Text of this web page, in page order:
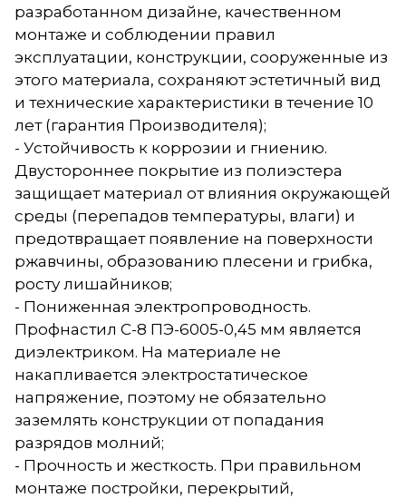
разработанном дизайне, качественном
монтаже и соблюдении правил
эксплуатации, конструкции, сооруженные из
этого материала, сохраняют эстетичный вид
и технические характеристики в течение 10
лет (гарантия Производителя);
- Устойчивость к коррозии и гниению.
Двустороннее покрытие из полиэстера
защищает материал от влияния окружающей
среды (перепадов температуры, влаги) и
предотвращает появление на поверхности
ржавчины, образованию плесени и грибка,
росту лишайников;
- Пониженная электропроводность.
Профнастил С-8 ПЭ-6005-0,45 мм является
диэлектриком. На материале не
накапливается электростатическое
напряжение, поэтому не обязательно
заземлять конструкции от попадания
разрядов молний;
- Прочность и жесткость. При правильном
монтаже постройки, перекрытий,